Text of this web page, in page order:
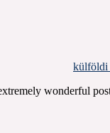
külföldi
wonderful